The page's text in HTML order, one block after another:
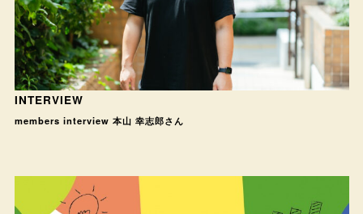
INTERVIEW
members interview 本山 幸志郎さん